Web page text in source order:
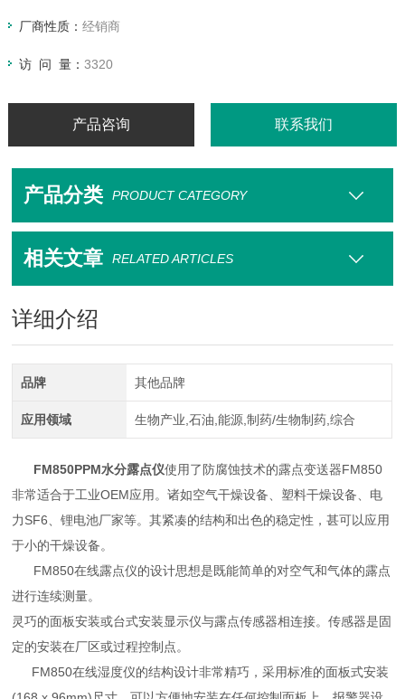
厂商性质： 经销商
访 问 量： 3320
产品咨询 联系我们
产品分类 PRODUCT CATEGORY
相关文章 RELATED ARTICLES
详细介绍
品牌 其他品牌
应用领域 生物产业,石油,能源,制药/生物制药,综合
FM850PPM水分露点仪使用了防腐蚀技术的露点变送器FM850
非常适合于工业OEM应用。诸如空气干燥设备、塑料干燥设备、电
力SF6、锂电池厂家等。其紧凑的结构和出色的稳定性，甚可以应用
于小的干燥设备。
FM850在线露点仪的设计思想是既能简单的对空气和气体的露点
进行连续测量。
灵巧的面板安装或台式安装显示仪与露点传感器相连接。传感器是固
定的安装在厂区或过程控制点。
FM850在线湿度仪的结构设计非常精巧，采用标准的面板式安装